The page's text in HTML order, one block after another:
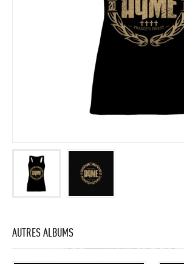
AUTRES ALBUMS